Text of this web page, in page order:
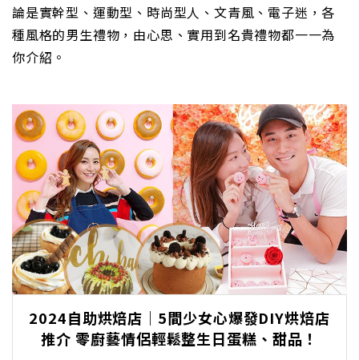
論是實幹型、運動型、時尚型人、文青風、電子迷，各
種風格的男生禮物，由心思、實用到名貴禮物都一一為
你介紹。
2024自助烘焙店｜5間少女心爆發DIY烘焙店
推介 零廚藝情侶輕鬆整生日蛋糕、甜品！